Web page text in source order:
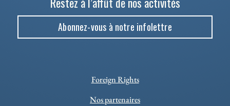
Abonnez-vous à notre infolettre
Foreign Rights
Nos partenaires